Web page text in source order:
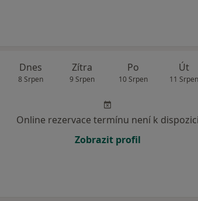
Dnes
8 Srpen
Zítra
9 Srpen
Po
10 Srpen
Út
11 Srpen
Online rezervace termínu není k dispozici
Zobrazit profil